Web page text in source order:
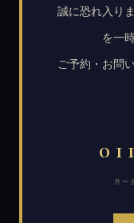
誠に恐れ入り
を一
ご予約・お問
月〜